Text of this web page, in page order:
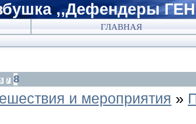
,,Дефендеры
ГЛАВНАЯ
6 7 8
и мероприятия »